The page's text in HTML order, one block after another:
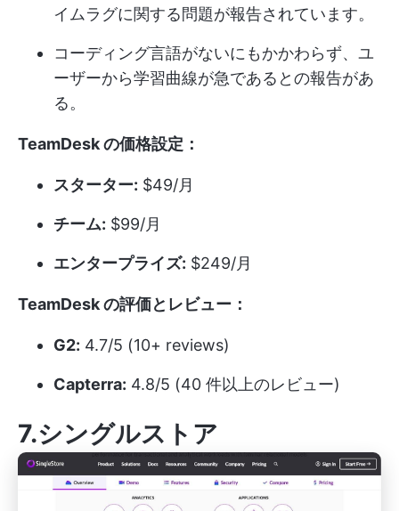
イムラグに関する問題が報告されています。
コーディング言語がないにもかかわらず、ユ
ーザーから学習曲線が急であるとの報告があ
る。
TeamDesk の価格設定：
スターター: $49/月
チーム: $99/月
エンタープライズ: $249/月
TeamDesk の評価とレビュー：
G2: 4.7/5 (10+ reviews)
Capterra: 4.8/5 (40 件以上のレビュー)
7.シングルストア